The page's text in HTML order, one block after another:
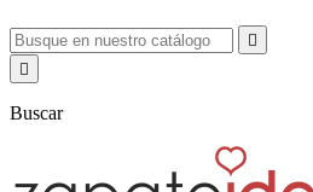


Buscar